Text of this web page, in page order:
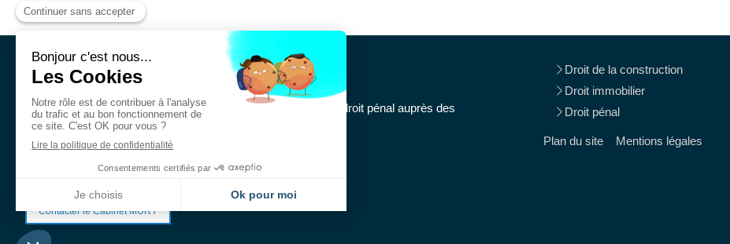
Cabinet MURY Avocats
Le Cabinet MURY Avocats intervient en droit immobilier et en droit pénal auprès des
institutionnels, des sociétés et des particuliers.
Contacter le Cabinet MURY
Droit de la construction
Droit immobilier
Droit pénal
Plan du site Mentions légales